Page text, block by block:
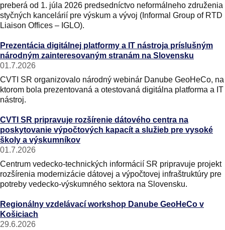
preberá od 1. júla 2026 predsedníctvo neformálneho združenia
styčných kancelárií pre výskum a vývoj (Informal Group of RTD
Liaison Offices – IGLO).
Prezentácia digitálnej platformy a IT nástroja príslušným
národným zainteresovaným stranám na Slovensku
01.7.2026
CVTI SR organizovalo národný webinár Danube GeoHeCo, na
ktorom bola prezentovaná a otestovaná digitálna platforma a IT
nástroj.
CVTI SR pripravuje rozšírenie dátového centra na
poskytovanie výpočtových kapacít a služieb pre vysoké
školy a výskumníkov
01.7.2026
Centrum vedecko-technických informácií SR pripravuje projekt
rozšírenia modernizácie dátovej a výpočtovej infraštruktúry pre
potreby vedecko‑výskumného sektora na Slovensku.
Regionálny vzdelávací workshop Danube GeoHeCo v
Košiciach
29.6.2026